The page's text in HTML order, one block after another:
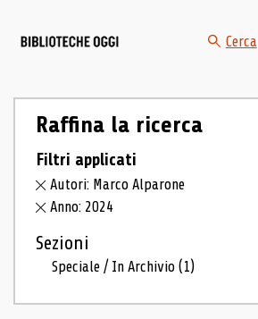
Cerca
Raffina la ricerca
Filtri applicati
Autori: Marco Alparone
Anno: 2024
Sezioni
Speciale / In Archivio(1)